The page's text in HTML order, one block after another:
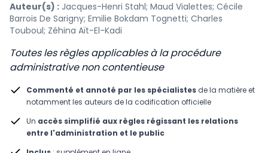
Auteur(s) : Jacques-Henri Stahl; Maud Vialettes; Cécile
Barrois De Sarigny; Emilie Bokdam Tognetti; Charles
Touboul; Zéhina Aït-El-Kadi
Toutes les règles applicables à la procédure
administrative non contentieuse
Commenté et annoté par les spécialistes de la matière et
notamment les auteurs de la codification officielle
Un accès simplifié aux règles régissant les relations
entre l'administration et le public